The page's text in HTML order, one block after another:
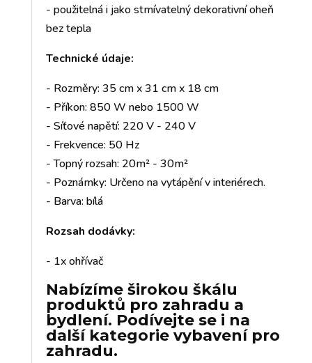
- použitelná i jako stmívatelný dekorativní oheň
bez tepla
Technické údaje:
- Rozměry: 35 cm x 31 cm x 18 cm
- Příkon: 850 W nebo 1500 W
- Síťové napětí: 220 V - 240 V
- Frekvence: 50 Hz
- Topný rozsah: 20m² - 30m²
- Poznámky: Určeno na vytápění v interiérech.
- Barva: bílá
Rozsah dodávky:
- 1x ohřívač
Nabízíme širokou škálu
produktů pro zahradu a
bydlení. Podívejte se i na
další kategorie vybavení pro
zahradu.